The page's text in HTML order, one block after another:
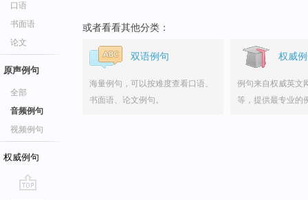
口语
书面语
论文
原声例句
全部
音频例句
视频例句
权威例句
或者看看其他分类：
双语例句
海量例句，可以按难度查看口语、
书面语、论文例句。
权威
例句来自权威英文
等，提供最专业的